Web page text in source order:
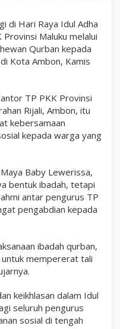
di Hari Raya Idul Adha
Maluku melalui
Qurban kepada
Kota Ambon, Kamis
TP PKK Provinsi
Rijali, Ambon, itu
kebersamaan
kepada warga yang
Baby Lewerissa,
bentuk ibadah, tetapi
antar pengurus TP
pengabdian kepada
ibadah qurban,
mempererat tali
keikhlasan dalam Idul
seluruh pengurus
sosial di tengah